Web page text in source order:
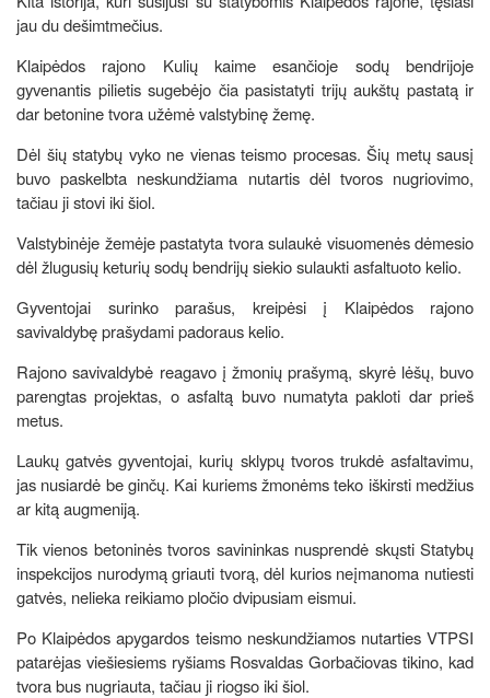
jau du dešimtmečius.
Klaipėdos rajono Kulių kaime esančioje sodų bendrijoje
gyvenantis pilietis sugebėjo čia pasistatyti trijų aukštų pastatą ir
dar betonine tvora užėmė valstybinę žemę.
Dėl šių statybų vyko ne vienas teismo procesas. Šių metų sausį
buvo paskelbta neskundžiama nutartis dėl tvoros nugriovimo,
tačiau ji stovi iki šiol.
Valstybinėje žemėje pastatyta tvora sulaukė visuomenės dėmesio
dėl žlugusių keturių sodų bendrijų siekio sulaukti asfaltuoto kelio.
Gyventojai surinko parašus, kreipėsi į Klaipėdos rajono
savivaldybę prašydami padoraus kelio.
Rajono savivaldybė reagavo į žmonių prašymą, skyrė lėšų, buvo
parengtas projektas, o asfaltą buvo numatyta pakloti dar prieš
metus.
Laukų gatvės gyventojai, kurių sklypų tvoros trukdė asfaltavimu,
jas nusiardė be ginčų. Kai kuriems žmonėms teko iškirsti medžius
ar kitą augmeniją.
Tik vienos betoninės tvoros savininkas nusprendė skųsti Statybų
inspekcijos nurodymą griauti tvorą, dėl kurios neįmanoma nutiesti
gatvės, nelieka reikiamo pločio dvipusiam eismui.
Po Klaipėdos apygardos teismo neskundžiamos nutarties VTPSI
patarėjas viešiesiems ryšiams Rosvaldas Gorbačiovas tikino, kad
tvora bus nugriauta, tačiau ji riogso iki šiol.